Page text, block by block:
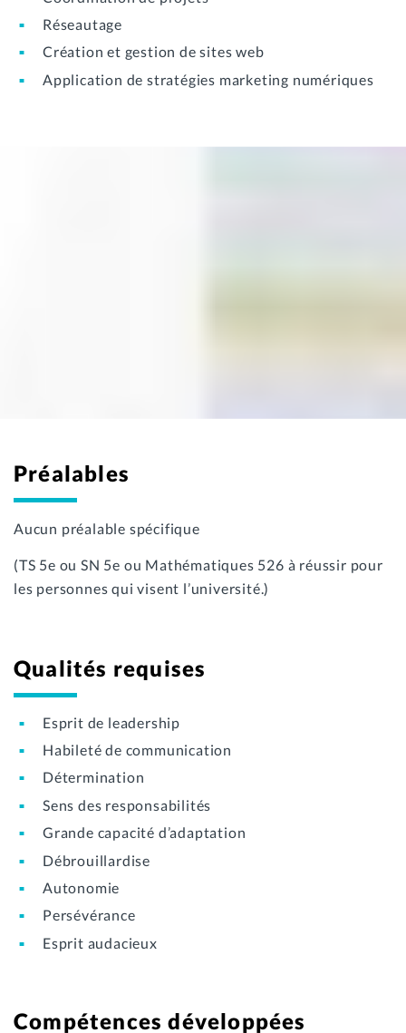
Réseautage
Création et gestion de sites web
Application de stratégies marketing numériques
Préalables
Aucun préalable spécifique
(TS 5e ou SN 5e ou Mathématiques 526 à réussir pour
les personnes qui visent l’université.)
Qualités requises
Esprit de leadership
Habileté de communication
Détermination
Sens des responsabilités
Grande capacité d’adaptation
Débrouillardise
Autonomie
Persévérance
Esprit audacieux
Compétences développées